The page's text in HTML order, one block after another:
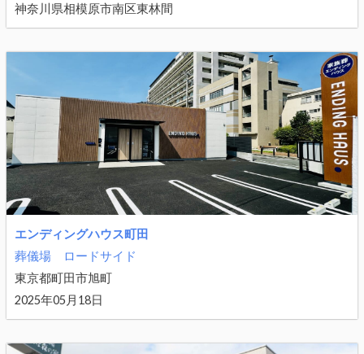
神奈川県相模原市南区東林間
エンディングハウス町田
葬儀場
ロードサイド
東京都町田市旭町
2025年05月18日